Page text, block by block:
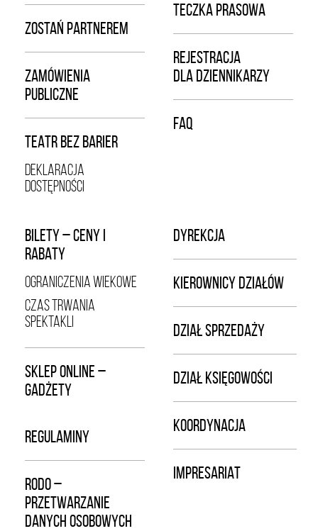
ZOSTAŃ PARTNEREM
ZAMÓWIENIA
PUBLICZNE
TEATR BEZ BARIER
DEKLARACJA
DOSTĘPNOŚCI
TECZKA PRASOWA
REJESTRACJA
DLA DZIENNIKARZY
FAQ
BILETY – CENY I
RABATY
OGRANICZENIA WIEKOWE
CZAS TRWANIA
SPEKTAKLI
SKLEP ONLINE –
GADŻETY
REGULAMINY
RODO –
PRZETWARZANIE
DANYCH OSOBOWYCH
DYREKCJA
KIEROWNICY DZIAŁÓW
DZIAŁ SPRZEDAŻY
DZIAŁ KSIĘGOWOŚCI
KOORDYNACJA
IMPRESARIAT